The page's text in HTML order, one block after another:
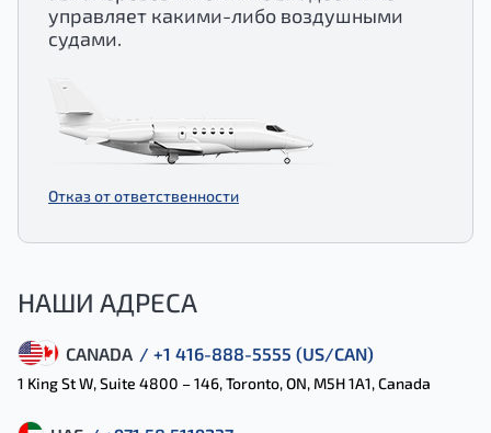
управляет какими-либо воздушными
судами.
Отказ от ответственности
НАШИ АДРЕСА
CANADA / +1 416-888-5555 (US/CAN)
1 King St W, Suite 4800 – 146, Toronto, ON, M5H 1A1, Canada